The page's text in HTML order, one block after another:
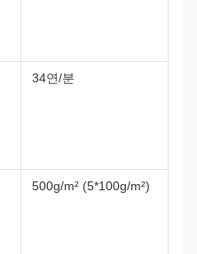
34연/분
500g/m² (5*100g/m²)